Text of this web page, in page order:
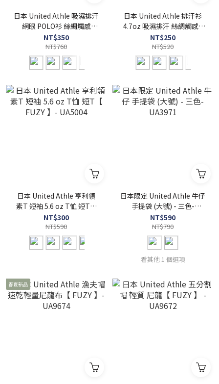
日本 United Athle 吸濕排汗
網眼 POLO衫 絲綢觸感
4.7oz - UA2020
NT$350
NT$760
日本 United Athle 排汗衫
4.7oz 吸濕排汗 絲綢觸感 -
UA5088
NT$250
NT$520
日本 United Athle 亨利領
素T 短袖 5.6 oz T恤 短T【
FUZY 】- UA5004
NT$300
NT$590
日本限定 United Athle 牛仔
手提袋 (大號) - 三色-
UA3971
NT$590
NT$790
看其他 1 個選項
春夏新品